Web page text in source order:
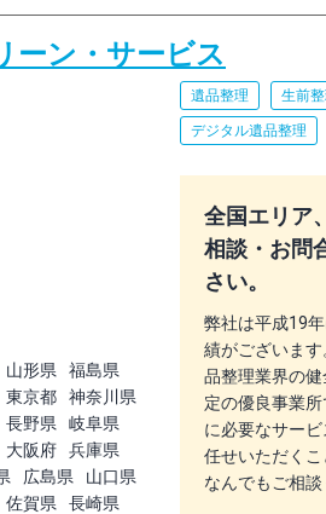
ーン・サービス
山形県
福島県
東京都
神奈川県
長野県
岐阜県
大阪府
兵庫県
広島県
山口県
佐賀県
長崎県
遺品整理 生前
デジタル遺品整理
全国エリア
相談・お問
さい。
弊社は平成19
績がございま
品整理業界の
定の優良事業
に必要なサー
任せいただくこ
なんでもご相談